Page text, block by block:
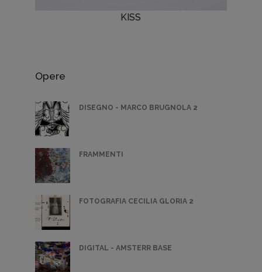
KISS
Opere
DISEGNO - MARCO BRUGNOLA 2
FRAMMENTI
FOTOGRAFIA CECILIA GLORIA 2
DIGITAL - AMSTERR BASE